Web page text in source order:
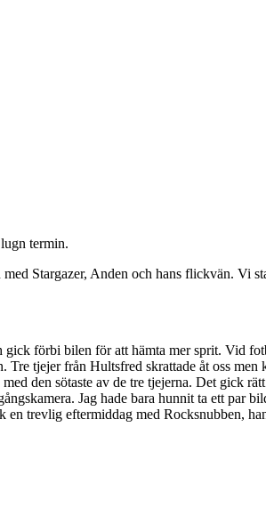
termin.
Stargazer, Anden och hans flickvän. Vi
förbi bilen för att hämta mer sprit. Vid
tjejer från Hultsfred skrattade åt oss
den sötaste av de tre tjejerna. Det gick
Jag hade bara hunnit ta ett par
trevlig eftermiddag med Rocksnubben,